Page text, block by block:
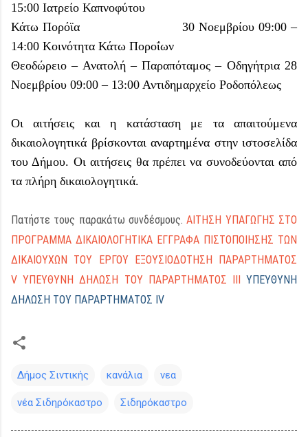
15:00 Ιατρείο Καπνοφύτου
Κάτω Πορόϊα
30 Νοεμβρίου 09:00 –
14:00 Κοινότητα Κάτω Ποροΐων
Θεοδώρειο – Ανατολή – Παραπόταμος – Οδηγήτρια 28
Νοεμβρίου 09:00 – 13:00 Αντιδημαρχείο Ροδοπόλεως
Οι αιτήσεις και η κατάσταση με τα απαιτούμενα
δικαιολογητικά βρίσκονται αναρτημένα στην ιστοσελίδα
του Δήμου. Οι αιτήσεις θα πρέπει να συνοδεύονται από
τα πλήρη δικαιολογητικά.
Πατήστε τους παρακάτω συνδέσμους.ΑΙΤΗΣΗ ΥΠΑΓΩΓΗΣ ΣΤΟ
ΠΡΟΓΡΑΜΜΑ ΔΙΚΑΙΟΛΟΓΗΤΙΚΑ ΕΓΓΡΑΦΑ ΠΙΣΤΟΠΟΙΗΣΗΣ ΤΩΝ
ΔΙΚΑΙΟΥΧΩΝ ΤΟΥ ΕΡΓΟΥ
ΕΞΟΥΣΙΟΔΟΤΗΣΗ ΠΑΡΑΡΤΗΜΑΤΟΣ
V ΥΠΕΥΘΥΝΗ ΔΗΛΩΣΗ ΤΟΥ ΠΑΡΑΡΤΗΜΑΤΟΣ ΙΙΙΥΠΕΥΘΥΝΗ
ΔΗΛΩΣΗ ΤΟΥ ΠΑΡΑΡΤΗΜΑΤΟΣ IV
Δήμος Σιντικής κανάλια νεα
νέα Σιδηρόκαστρο Σιδηρόκαστρο